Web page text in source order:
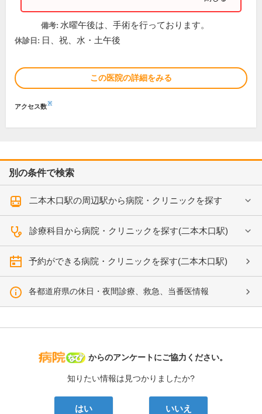
備考: 水曜午後は、手術を行っております。
休診日: 日、祝、水・土午後
この医院の詳細をみる
アクセス数※
別の条件で検索
二本木口駅の周辺駅から病院・クリニックを探す
診療科目から病院・クリニックを探す(二本木口駅)
予約ができる病院・クリニックを探す(二本木口駅)
各都道府県の休日・夜間診療、救急、当番医情報
病院なび
からのアンケートにご協力ください。
知りたい情報は見つかりましたか?
はい いいえ